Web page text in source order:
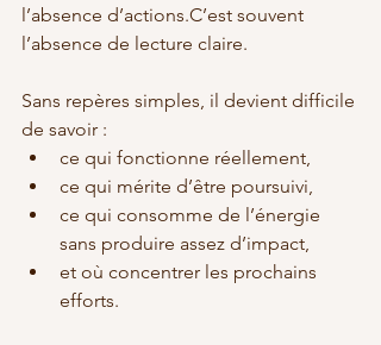
l’absence d’actions.C’est souvent
l’absence de lecture claire.
Sans repères simples, il devient difficile
de savoir :
ce qui fonctionne réellement,
ce qui mérite d’être poursuivi,
ce qui consomme de l’énergie
sans produire assez d’impact,
et où concentrer les prochains
efforts.